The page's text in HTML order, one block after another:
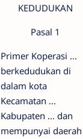
KEDUDUKAN
Pasal 1
Primer Koperasi ...
berkedudukan di
dalam kota
Kecamatan ...
Kabupaten ... dan
mempunyai daerah